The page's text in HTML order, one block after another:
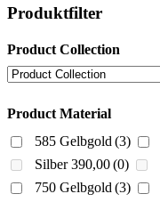
Produktfilter
Product Collection
Product Material
585 Gelbgold (3)
Silber 390,00(0)
750 Gelbgold (3)